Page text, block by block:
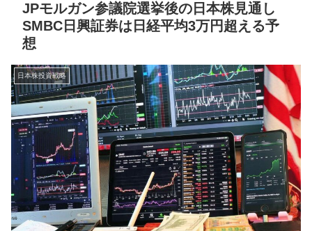
JPモルガン参議院選挙後の日本株見通し
SMBC日興証券は日経平均3万円超える予
想
日本株投資戦略